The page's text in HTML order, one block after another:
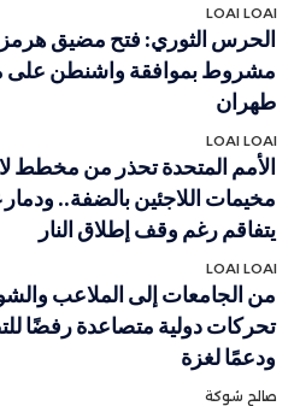
LOAI LOAI
الحرس الثوري: فتح مضيق هرمز
مشروط بموافقة واشنطن على
طهران
LOAI LOAI
الأمم المتحدة تحذر من مخطط
مخيمات اللاجئين بالضفة..
يتفاقم رغم وقف إطلاق النار
LOAI LOAI
من الجامعات إلى الملاعب
تحركات دولية متصاعدة رفضًا
ودعمًا لغزة
صالح شوكة